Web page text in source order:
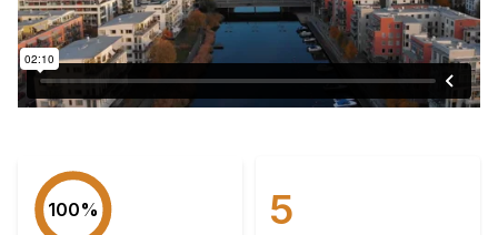
100% 5